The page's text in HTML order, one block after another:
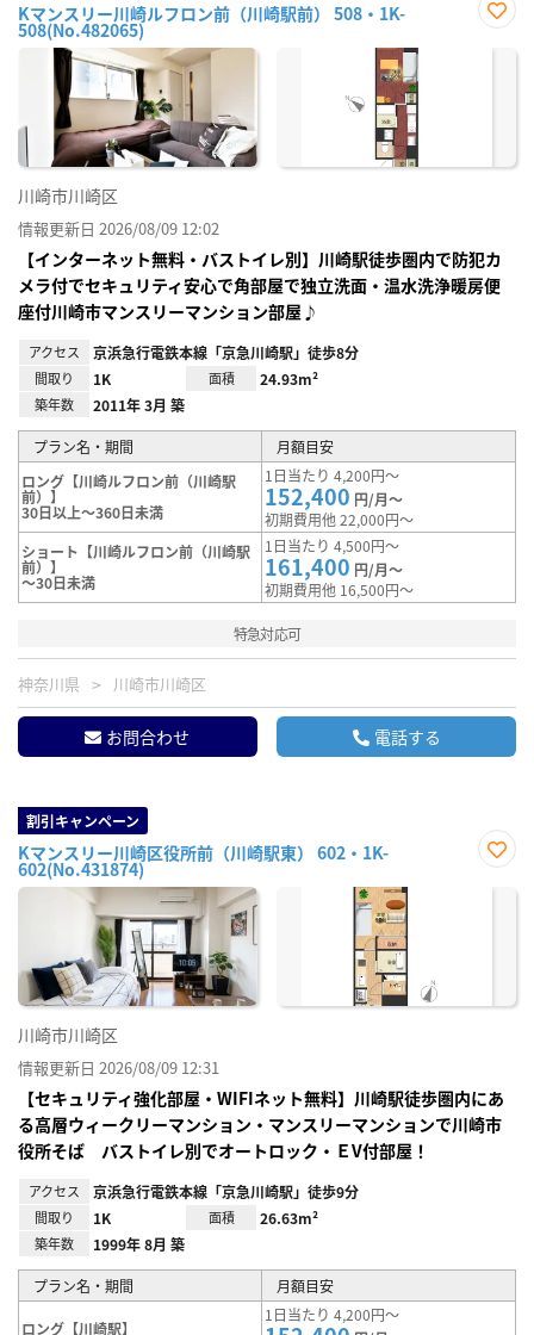
Kマンスリー川崎ルフロン前（川崎駅前） 508・1K-
508(No.482065)
に入
川崎市川崎区
情報更新日 2026/08/09 12:02
【インターネット無料・バストイレ別】川崎駅徒歩圏内で防犯カ
メラ付でセキュリティ安心で角部屋で独立洗面・温水洗浄暖房便
座付川崎市マンスリーマンション部屋♪
アクセス 京浜急行電鉄本線「京急川崎駅」徒歩8分
間取り 1K 面積 24.93m²
築年数 2011年 3月 築
プラン名・期間
月額目安
ロング【川崎ルフロン前（川崎駅
前）】
30日以上～360日未満
1日当たり 4,200円～
152,400 円/月～
初期費用他 22,000円～
ショート【川崎ルフロン前（川崎駅
前）】
～30日未満
1日当たり 4,500円～
161,400 円/月～
初期費用他 16,500円～
特急対応可
神奈川県 川崎市川崎区
お問合わせ 電話する
割引キャンペーン
Kマンスリー川崎区役所前（川崎駅東） 602・1K-
602(No.431874)
に入
川崎市川崎区
情報更新日 2026/08/09 12:31
【セキュリティ強化部屋・WIFIネット無料】川崎駅徒歩圏内にあ
る高層ウィークリーマンション・マンスリーマンションで川崎市
役所そば バストイレ別でオートロック・ＥV付部屋！
アクセス 京浜急行電鉄本線「京急川崎駅」徒歩9分
間取り 1K 面積 26.63m²
築年数 1999年 8月 築
プラン名・期間 月額目安
ロング【川崎駅】
1日当たり 4,200円～